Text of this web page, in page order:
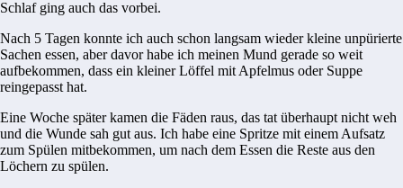
Schlaf ging auch das vorbei.
Nach 5 Tagen konnte ich auch schon langsam wieder kleine unpürierte
Sachen essen, aber davor habe ich meinen Mund gerade so weit
aufbekommen, dass ein kleiner Löffel mit Apfelmus oder Suppe
reingepasst hat.
Eine Woche später kamen die Fäden raus, das tat überhaupt nicht weh
und die Wunde sah gut aus. Ich habe eine Spritze mit einem Aufsatz
zum Spülen mitbekommen, um nach dem Essen die Reste aus den
Löchern zu spülen.